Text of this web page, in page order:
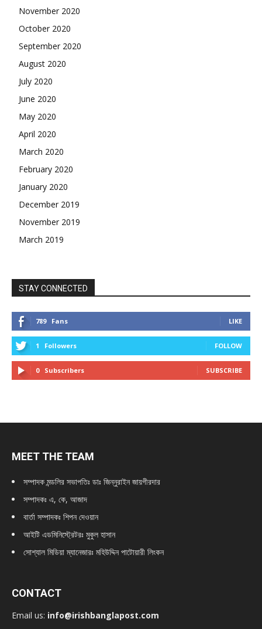
November 2020
October 2020
September 2020
August 2020
July 2020
June 2020
May 2020
April 2020
March 2020
February 2020
January 2020
December 2019
November 2019
March 2019
STAY CONNECTED
789 Fans LIKE
1 Followers FOLLOW
0 Subscribers SUBSCRIBE
MEET THE TEAM
সম্পাদক মন্ডলির সভাপতিঃ ডাঃ জিন্নুরাইন জায়গীরদার
সম্পাদকঃ এ, কে, আজাদ
বার্তা সম্পাদকঃ শিপন দেওয়ান
আইটি এডমিনিস্ট্রেটরঃ মুকুল হাসান
সোশ্যাল মিডিয়া ম্যানেজারঃ মহিউদ্দিন পাটোয়ারী লিংকন
CONTACT
Email us: info@irishbanglapost.com